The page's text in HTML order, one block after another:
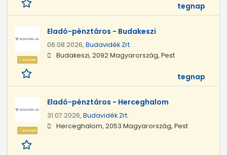
tegnap
Kiemelt
Eladó-pénztáros - Budakeszi
06.08.2026, Budavidék Zrt.
Budakeszi, 2092 Magyarország, Pest
tegnap
Kiemelt
Eladó-pénztáros - Herceghalom
31.07.2026, Budavidék Zrt.
Herceghalom, 2053 Magyarország, Pest